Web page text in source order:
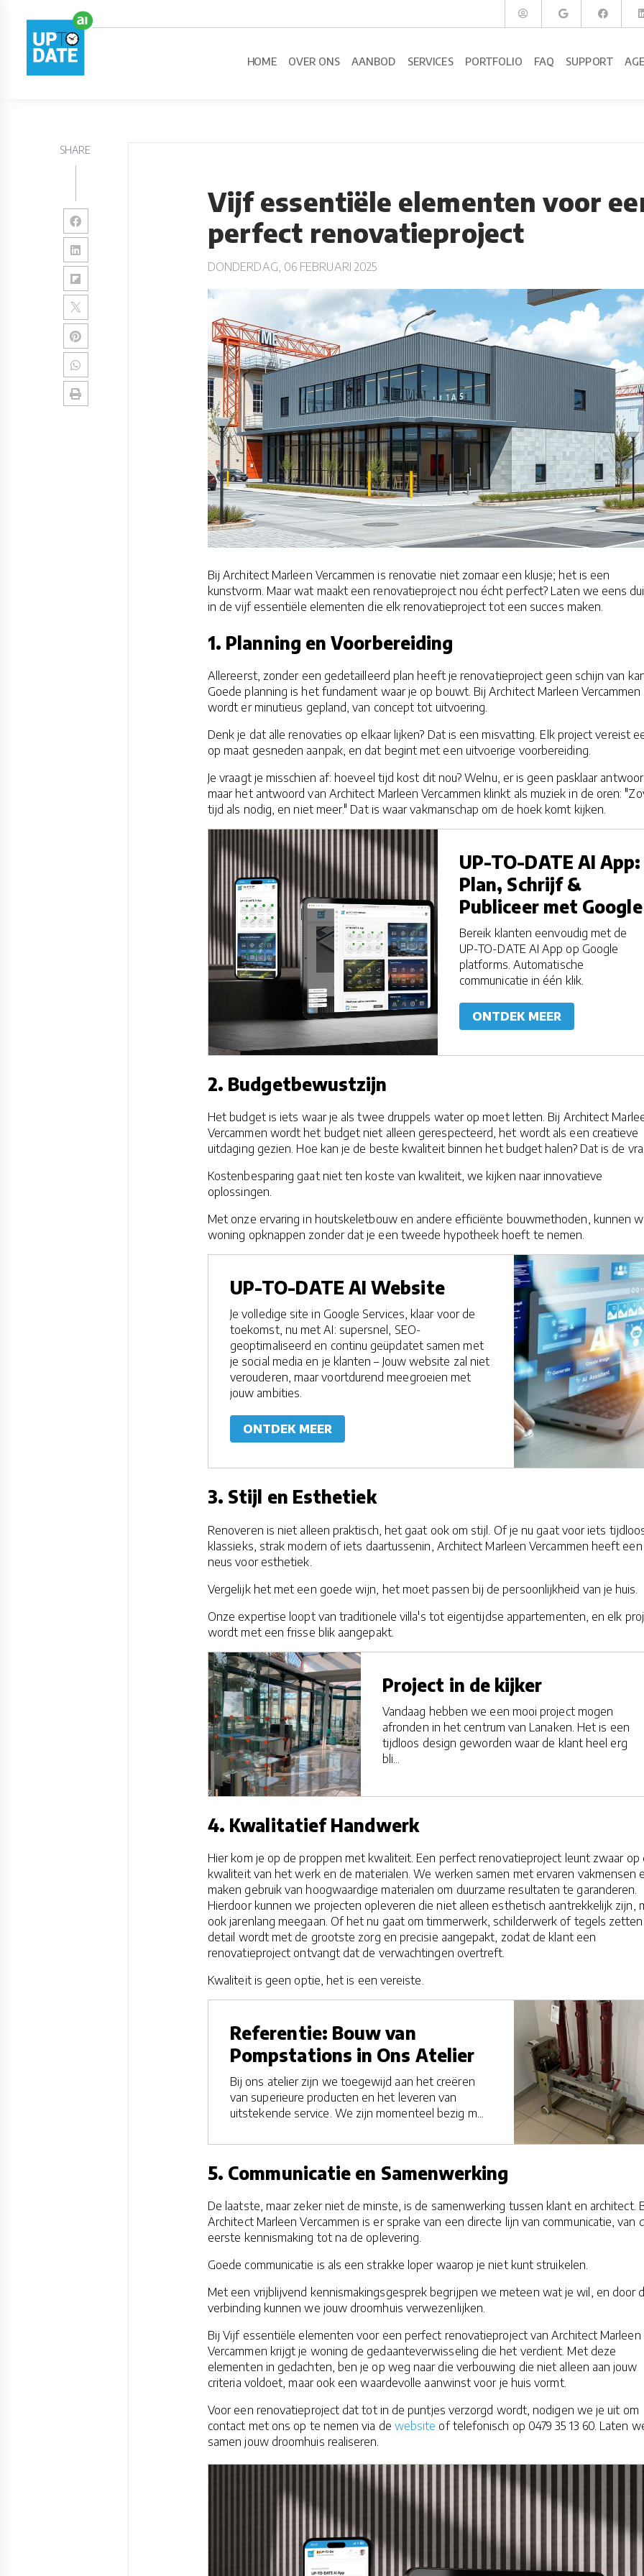
HOME OVER ONS AANBOD SERVICES PORTFOLIO FAQ SUPPORT
SHARE
Vijf essentiële elementen voor
perfect renovatieproject
DONDERDAG, 06 FEBRUARI 2025
Bij Architect Marleen Vercammen is renovatie niet zomaar een klusje; het is een
kunstvorm. Maar wat maakt een renovatieproject nou écht perfect? Laten we eens
in de vijf essentiële elementen die elk renovatieproject tot een succes maken.
1. Planning en Voorbereiding
Allereerst, zonder een gedetailleerd plan heeft je renovatieproject geen schijn van
Goede planning is het fundament waar je op bouwt. Bij Architect Marleen Vercammen
wordt er minutieus gepland, van concept tot uitvoering.
Denk je dat alle renovaties op elkaar lijken? Dat is een misvatting. Elk project vereist
op maat gesneden aanpak, en dat begint met een uitvoerige voorbereiding.
Je vraagt je misschien af: hoeveel tijd kost dit nou? Welnu, er is geen pasklaar
maar het antwoord van Architect Marleen Vercammen klinkt als muziek in de oren:
tijd als nodig, en niet meer." Dat is waar vakmanschap om de hoek komt kijken.
UP-TO-DATE AI App:
Plan, Schrijf &
Publiceer met Google
Bereik klanten eenvoudig met de
UP-TO-DATE AI App op Google
platforms. Automatische
communicatie in één klik.
ONTDEK MEER
2. Budgetbewustzijn
Het budget is iets waar je als twee druppels water op moet letten. Bij Architect
Vercammen wordt het budget niet alleen gerespecteerd, het wordt als een creatieve
uitdaging gezien. Hoe kan je de beste kwaliteit binnen het budget halen? Dat is de
Kostenbesparing gaat niet ten koste van kwaliteit, we kijken naar innovatieve
oplossingen.
Met onze ervaring in houtskeletbouw en andere efficiënte bouwmethoden, kunnen
woning opknappen zonder dat je een tweede hypotheek hoeft te nemen.
UP-TO-DATE AI Website
Je volledige site in Google Services, klaar voor de
toekomst, nu met AI: supersnel, SEO-
geoptimaliseerd en continu geüpdatet samen met
je social media en je klanten – Jouw website zal niet
verouderen, maar voortdurend meegroeien met
jouw ambities.
ONTDEK MEER
3. Stijl en Esthetiek
Renoveren is niet alleen praktisch, het gaat ook om stijl. Of je nu gaat voor iets
klassieks, strak modern of iets daartussenin, Architect Marleen Vercammen heeft een
neus voor esthetiek.
Vergelijk het met een goede wijn, het moet passen bij de persoonlijkheid van je huis.
Onze expertise loopt van traditionele villa's tot eigentijdse appartementen, en elk
wordt met een frisse blik aangepakt.
Project in de kijker
Vandaag hebben we een mooi project mogen
afronden in het centrum van Lanaken. Het is een
tijdloos design geworden waar de klant heel erg
bli...
4. Kwalitatief Handwerk
Hier kom je op de proppen met kwaliteit. Een perfect renovatieproject leunt zwaar op
kwaliteit van het werk en de materialen. We werken samen met ervaren vakmensen
maken gebruik van hoogwaardige materialen om duurzame resultaten te garanderen.
Hierdoor kunnen we projecten opleveren die niet alleen esthetisch aantrekkelijk zijn,
ook jarenlang meegaan. Of het nu gaat om timmerwerk, schilderwerk of tegels
detail wordt met de grootste zorg en precisie aangepakt, zodat de klant een
renovatieproject ontvangt dat de verwachtingen overtreft.
Kwaliteit is geen optie, het is een vereiste.
Referentie: Bouw van
Pompstations in Ons Atelier
Bij ons atelier zijn we toegewijd aan het creëren
van superieure producten en het leveren van
uitstekende service. We zijn momenteel bezig m...
5. Communicatie en Samenwerking
De laatste, maar zeker niet de minste, is de samenwerking tussen klant en architect.
Architect Marleen Vercammen is er sprake van een directe lijn van communicatie, van
eerste kennismaking tot na de oplevering.
Goede communicatie is als een strakke loper waarop je niet kunt struikelen.
Met een vrijblijvend kennismakingsgesprek begrijpen we meteen wat je wil, en door
verbinding kunnen we jouw droomhuis verwezenlijken.
Bij Vijf essentiële elementen voor een perfect renovatieproject van Architect Marleen
Vercammen krijgt je woning de gedaanteverwisseling die het verdient. Met deze
elementen in gedachten, ben je op weg naar die verbouwing die niet alleen aan jouw
criteria voldoet, maar ook een waardevolle aanwinst voor je huis vormt.
Voor een renovatieproject dat tot in de puntjes verzorgd wordt, nodigen we je uit om
contact met ons op te nemen via de website of telefonisch op 0479 35 13 60. Laten
samen jouw droomhuis realiseren.